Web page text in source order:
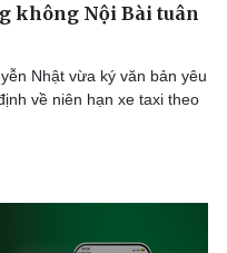
không Nội Bài tuân
Nhật vừa ký văn bản yêu
về niên hạn xe taxi theo